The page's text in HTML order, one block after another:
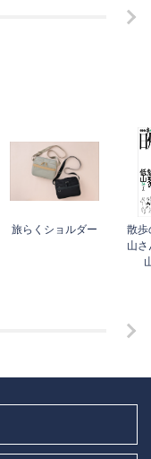
旅らくショルダー
散歩
山さ